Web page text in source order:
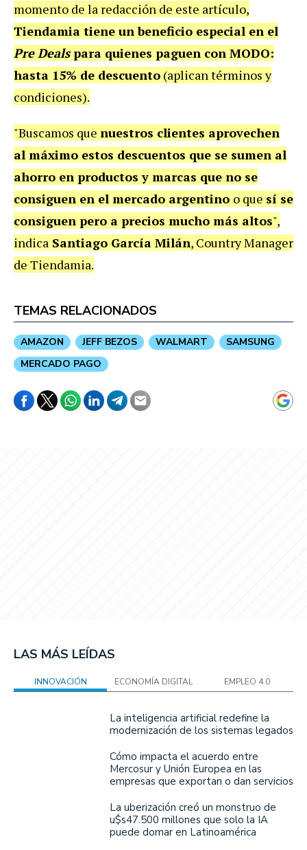
momento de la redacción de este artículo,
Tiendamia tiene un beneficio especial en el
Pre Dealspara quienes paguen con MODO:
hasta 15% de descuento (aplican términos y
condiciones).
"Buscamos que nuestros clientes aprovechen
al máximo estos descuentos que se sumen al
ahorro en productos y marcas que no se
consiguen en el mercado argentino o que sí se
consiguen pero a precios mucho más altos",
indica Santiago García Milán, Country Manager
de Tiendamia.
TEMAS RELACIONADOS
AMAZON JEFF BEZOS WALMART
SAMSUNG
MERCADO PAGO
LAS MÁS LEÍDAS
INNOVACIÓN ECONOMÍA DIGITAL EMPLEO 4.0
La inteligencia artificial redefine la
modernización de los sistemas legados
Cómo impacta el acuerdo entre
Mercosur y Unión Europea en las
empresas que exportan o dan servicios
La uberización creó un monstruo de
u$s47.500 millones que solo la IA
puede domar en Latinoamérica